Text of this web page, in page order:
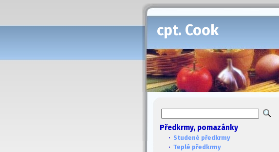
cpt. Cook
Předkrmy, pomazánky
· Studené předkrmy
· Teplé předkrmy